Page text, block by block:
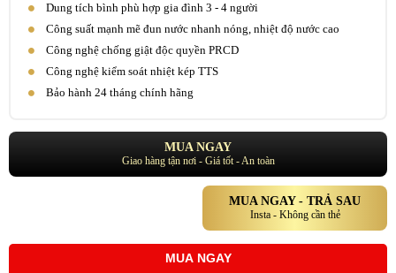
Dung tích bình phù hợp gia đình 3 - 4 người
Công suất mạnh mẽ đun nước nhanh nóng, nhiệt độ nước cao
Công nghệ chống giật độc quyền PRCD
Công nghệ kiểm soát nhiệt kép TTS
Bảo hành 24 tháng chính hãng
MUA NGAY
Giao hàng tận nơi - Giá tốt - An toàn
MUA NGAY - TRẢ SAU
Insta - Không cần thẻ
MUA NGAY